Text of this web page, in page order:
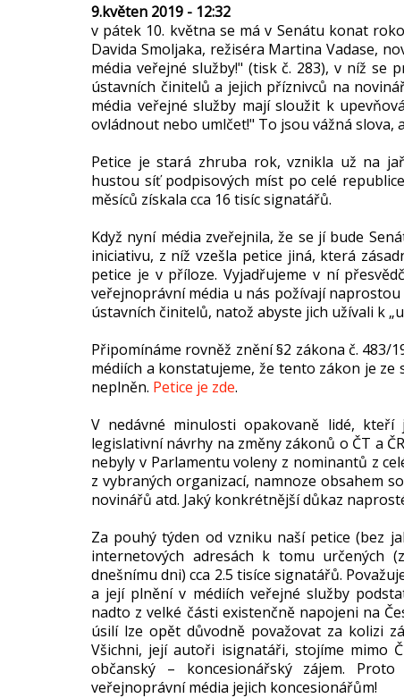
9.květen 2019 - 12:32
v pátek 10. května se má v Senátu konat
Davida Smoljaka, režiséra Martina Vadase,
média veřejné služby!" (tisk č. 283), v níž se
ústavních činitelů a jejich příznivců na
média veřejné služby mají sloužit k
ovládnout nebo umlčet!" To jsou vážná slova,
Petice je stará zhruba rok, vznikla už na
hustou síť podpisových míst po celé
měsíců získala cca 16 tisíc signatářů.
Když nyní média zveřejnila, že se jí bude
iniciativu, z níž vzešla petice jiná, která
petice je v příloze. Vyjadřujeme v ní
veřejnoprávní média u nás požívají
ústavních činitelů, natož abyste jich užívali k
Připomínáme rovněž znění §2 zákona č. 483/
médiích a konstatujeme, že tento zákon je
neplněn. Petice je zde.
V nedávné minulosti opakovaně lidé,
legislativní návrhy na změny zákonů o ČT a
nebyly v Parlamentu voleny z nominantů z
z vybraných organizací, namnoze obsahem
novinářů atd. Jaký konkrétnější důkaz
Za pouhý týden od vzniku naší petice (bez
internetových adresách k tomu určených
dnešnímu dni) cca 2.5 tisíce signatářů.
a její plnění v médiích veřejné služby
nadto z velké části existenčně napojeni na
úsilí lze opět důvodně považovat za kolizi
Všichni, její autoři isignatáři, stojíme mimo
občanský – koncesionářský zájem.
veřejnoprávní média jejich koncesionářům!